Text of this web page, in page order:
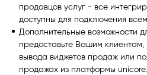
продавцов услуг - все
доступны для подключения
Дополнительные возможности
предоставьте Вашим
вывода виджетов продаж или
продажах из платформы unicore.